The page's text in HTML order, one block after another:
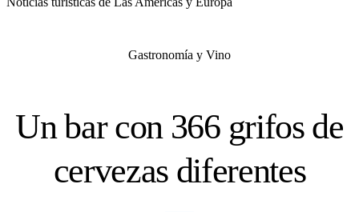
Gastronomía y Vino
Un bar con 366 grifos de
cervezas diferentes